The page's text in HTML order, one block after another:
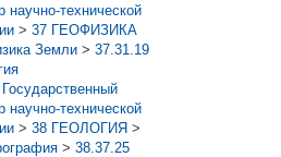
научно-технической
> 37 ГЕОФИЗИКА
Земли > 37.31.19
научно-технической
> 38 ГЕОЛОГИЯ >
> 38.37.25